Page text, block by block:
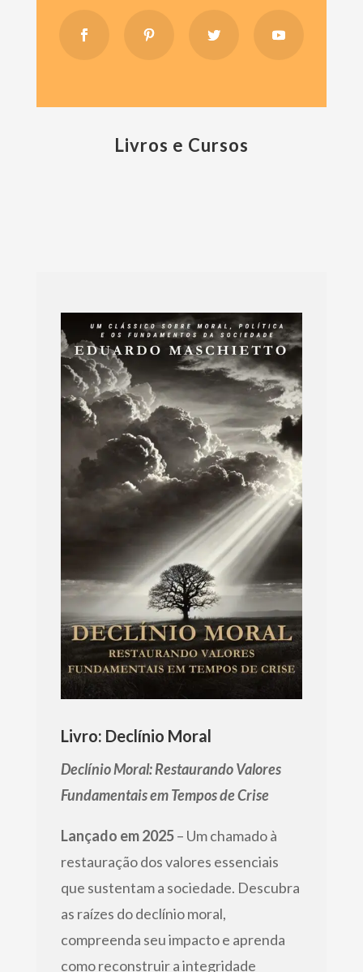
Livros e Cursos
Livro: Declínio Moral
Declínio Moral: Restaurando Valores
Fundamentais em Tempos de Crise
Lançado em 2025– Um chamado à
restauração dos valores essenciais
que sustentam a sociedade. Descubra
as raízes do declínio moral,
compreenda seu impacto e aprenda
como reconstruir a integridade